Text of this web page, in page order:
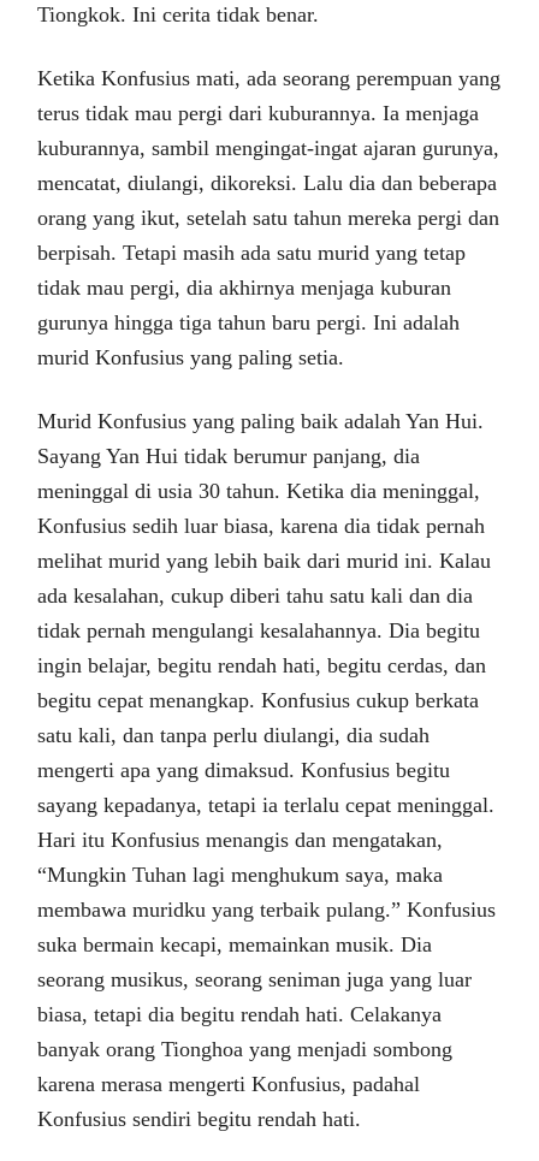
Tiongkok. Ini cerita tidak benar.
Ketika Konfusius mati, ada seorang perempuan yang
terus tidak mau pergi dari kuburannya. Ia menjaga
kuburannya, sambil mengingat-ingat ajaran gurunya,
mencatat, diulangi, dikoreksi. Lalu dia dan beberapa
orang yang ikut, setelah satu tahun mereka pergi dan
berpisah. Tetapi masih ada satu murid yang tetap
tidak mau pergi, dia akhirnya menjaga kuburan
gurunya hingga tiga tahun baru pergi. Ini adalah
murid Konfusius yang paling setia.
Murid Konfusius yang paling baik adalah Yan Hui.
Sayang Yan Hui tidak berumur panjang, dia
meninggal di usia 30 tahun. Ketika dia meninggal,
Konfusius sedih luar biasa, karena dia tidak pernah
melihat murid yang lebih baik dari murid ini. Kalau
ada kesalahan, cukup diberi tahu satu kali dan dia
tidak pernah mengulangi kesalahannya. Dia begitu
ingin belajar, begitu rendah hati, begitu cerdas, dan
begitu cepat menangkap. Konfusius cukup berkata
satu kali, dan tanpa perlu diulangi, dia sudah
mengerti apa yang dimaksud. Konfusius begitu
sayang kepadanya, tetapi ia terlalu cepat meninggal.
Hari itu Konfusius menangis dan mengatakan,
“Mungkin Tuhan lagi menghukum saya, maka
membawa muridku yang terbaik pulang.” Konfusius
suka bermain kecapi, memainkan musik. Dia
seorang musikus, seorang seniman juga yang luar
biasa, tetapi dia begitu rendah hati. Celakanya
banyak orang Tionghoa yang menjadi sombong
karena merasa mengerti Konfusius, padahal
Konfusius sendiri begitu rendah hati.